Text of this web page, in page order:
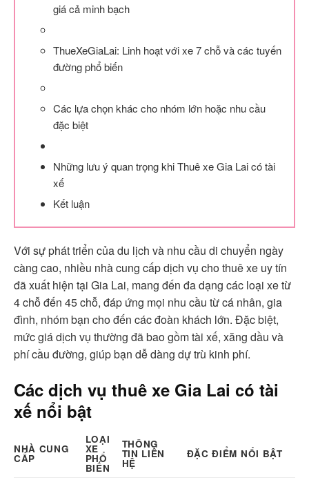
giá cả minh bạch
ThueXeGiaLai: Linh hoạt với xe 7 chỗ và các tuyến
đường phổ biến
Các lựa chọn khác cho nhóm lớn hoặc nhu cầu
đặc biệt
Những lưu ý quan trọng khi Thuê xe Gia Lai có tài
xế
Kết luận
Với sự phát triển của du lịch và nhu cầu di chuyển ngày
càng cao, nhiều nhà cung cấp dịch vụ cho thuê xe uy tín
đã xuất hiện tại Gia Lai, mang đến đa dạng các loại xe từ
4 chỗ đến 45 chỗ, đáp ứng mọi nhu cầu từ cá nhân, gia
đình, nhóm bạn cho đến các đoàn khách lớn. Đặc biệt,
mức giá dịch vụ thường đã bao gồm tài xế, xăng dầu và
phí cầu đường, giúp bạn dễ dàng dự trù kinh phí.
Các dịch vụ thuê xe Gia Lai có tài
xế nổi bật
NHÀ CUNG
CẤP
LOẠI
XE
PHỔ
BIẾN
THÔNG
TIN LIÊN
HỆ
ĐẶC ĐIỂM NỔI BẬT